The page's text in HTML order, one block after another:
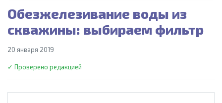
Обезжелезивание воды из
скважины: выбираем фильтр
20 января 2019
✓ Проверено редакцией